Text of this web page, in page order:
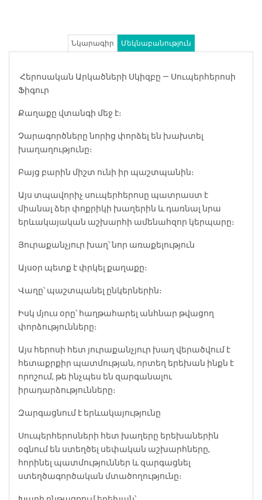
Նկարագիր Մեկնաբանություն
️ Հերոսական Արկածների Սկիզբը — Սուպերհերոսի
Ֆիգուր
Քաղաքը վտանգի մեջ է։
Չարագործները նորից փորձել են խախտել
խաղաղությունը։
Բայց բարին միշտ ունի իր պաշտպանին։
Այս տպավորիչ սուպերհերոսը պատրաստ է
միանալ ձեր փոքրիկի խաղերին և դառնալ նրա
երևակայական աշխարհի ամենահզոր կերպարը։
Յուրաքանչյուր խաղ՝ նոր առաքելություն
Այսօր պետք է փրկել քաղաքը։
Վաղը՝ պաշտպանել ընկերներին։
Իսկ մյուս օրը՝ հաղթահարել անհնար թվացող
փորձությունները։
Այս հերոսի հետ յուրաքանչյուր խաղ վերածվում է
հետաքրքիր պատմության, որտեղ երեխան ինքն է
որոշում, թե ինչպես են զարգանալու
իրադարձությունները։
Զարգացնում է երևակայությունը
Սուպերհերոսների հետ խաղերը երեխաներին
օգնում են ստեղծել սեփական աշխարհները,
հորինել պատմություններ և զարգացնել
ստեղծագործական մտածողությունը։